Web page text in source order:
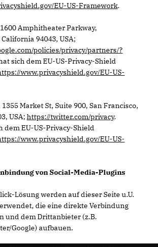
EU-US-Framework.
Amphitheater Parkway,
94043, USA;
policies/privacy/partners/?
sich dem EU-US-Privacy-Shield
www.privacyshield.gov/EU-US-
Market St, Suite 900, San Francisco,
USA; https://twitter.com/privacy.
dem EU-US-Privacy-Shield
www.privacyshield.gov/EU-US-
von Social-Media-Plugins
Lösung werden auf dieser Seite u.U.
die eine direkte Verbindung
und dem Drittanbieter (z.B.
Google) aufbauen.